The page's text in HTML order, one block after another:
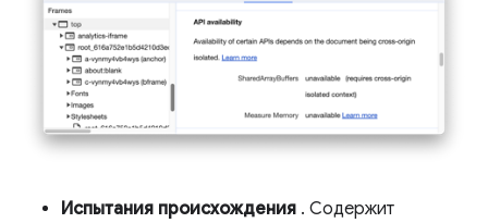
Испытания происхождения . Содержит